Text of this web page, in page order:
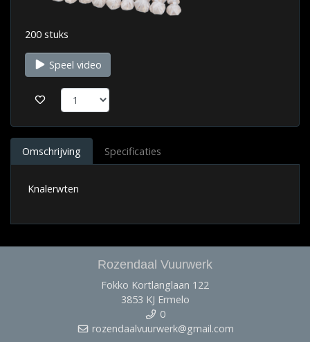
200 stuks
Speel video
Omschrijving Specificaties
Knalerwten
Rozendaal Vuurwerk
Fokko Kortlanglaan 122
3853 KJ Ermelo
0
rozendaalvuurwerk@gmail.com